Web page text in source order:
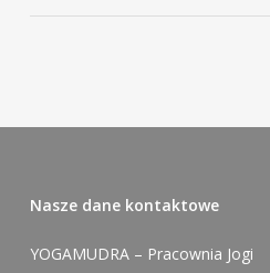
Nasze dane kontaktowe
YOGAMUDRA – Pracownia Jogi